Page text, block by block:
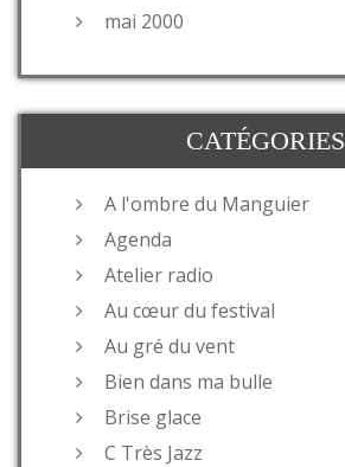
mai 2000
CATÉGORIES
A l'ombre du Manguier
Agenda
Atelier radio
Au cœur du festival
Au gré du vent
Bien dans ma bulle
Brise glace
C Très Jazz